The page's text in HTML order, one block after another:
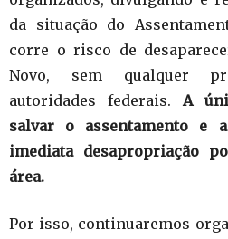
da situação do
corre o risco de
Novo, sem qualquer
autoridades federais. A
salvar o assentamento e
imediata desapropriação
área.
Por isso, continuaremos